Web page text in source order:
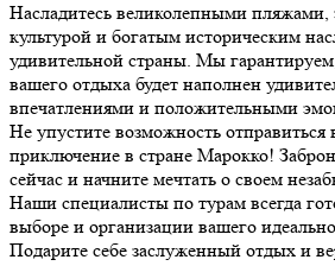
Насладитесь великолепными
культурой и богатым историческим
удивительной страны. Мы
вашего отдыха будет наполнен
впечатлениями и положительными
Не упустите возможность отправиться
приключение в стране Марокко!
сейчас и начните мечтать о своем
Наши специалисты по турам всегда
выборе и организации вашего
Подарите себе заслуженный отдых и